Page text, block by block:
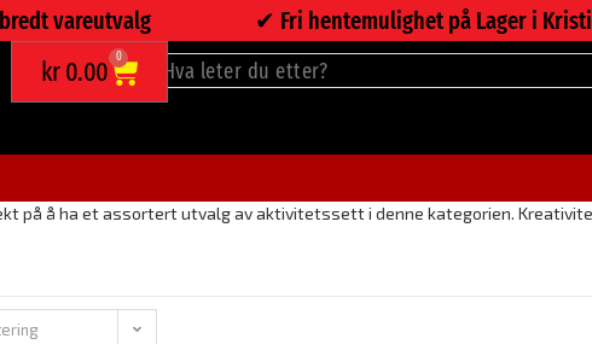
vareutvalg ✔︎ Fri hentemulighet på Lager i
kr0.00 0
på å ha et assortert utvalg av aktivitetssett i denne kategorien.